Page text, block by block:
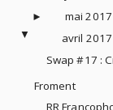
► mai 2017
▼
avril 2017
Swap #17 :
Froment
RR